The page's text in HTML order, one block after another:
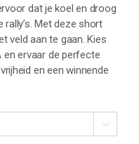
dat je koel en droog
Met deze short
veld aan te gaan. Kies
en ervaar de perfecte
en een winnende
